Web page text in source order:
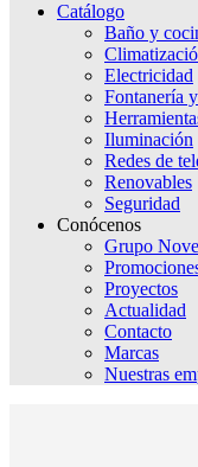
Catálogo
Baño y
Electricidad
Fontanería
Iluminación
Redes de
Renovables
Seguridad
Conócenos
Grupo
Proyectos
Actualidad
Contacto
Marcas
Nuestras